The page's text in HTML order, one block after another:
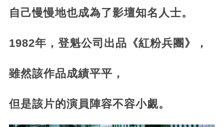
自己慢慢地也成為了影壇知名人士。
1982年，登魁公司出品《紅粉兵團》，
雖然該作品成績平平，
但是該片的演員陣容不容小覷。